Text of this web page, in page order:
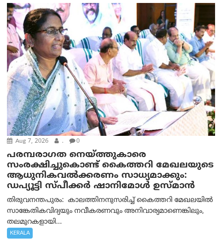
Aug 7, 2026 . 0
പരമ്പരാഗത നെയ്ത്തുകാരെ
സംരക്ഷിച്ചുകൊണ്ട് കൈത്തറി മേഖലയുടെ
ആധുനികവൽക്കരണം സാധ്യമാക്കും:
ഡപ്യൂട്ടി സ്പീക്കർ ഷാനിമോൾ ഉസ്മാൻ
തിരുവനന്തപുരം: കാലത്തിനനുസരിച്ച് കൈത്തറി മേഖലയിൽ
സാങ്കേതികവിദ്യയും നവീകരണവും അനിവാര്യമാണെങ്കിലും,
തലമുറകളായി...
KERALA